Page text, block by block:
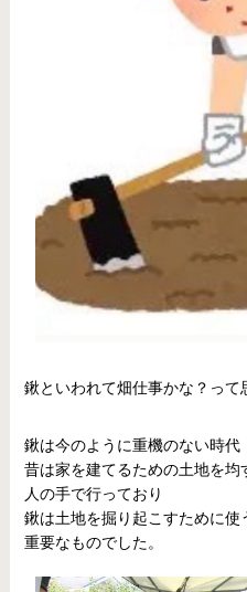
鍬といわれて畑仕事かな？って
鍬は今のように重機のない時代
昔は家を建てるための土地を均
人の手で行っており
鍬は土地を掘り起こすために使
重要なものでした。